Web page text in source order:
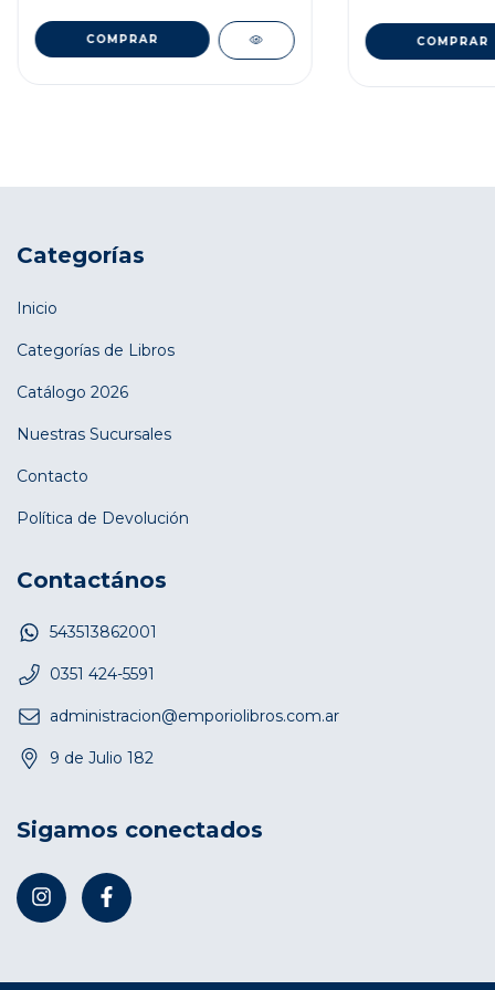
Categorías
Inicio
Categorías de Libros
Catálogo 2026
Nuestras Sucursales
Contacto
Política de Devolución
Contactános
543513862001
0351 424-5591
administracion@emporiolibros.com.ar
9 de Julio 182
Sigamos conectados